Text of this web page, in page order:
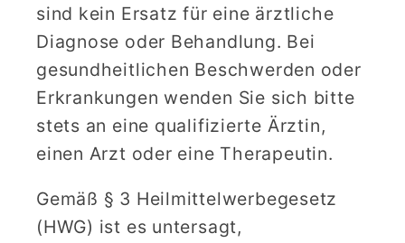
sind kein Ersatz für eine ärztliche
Diagnose oder Behandlung. Bei
gesundheitlichen Beschwerden oder
Erkrankungen wenden Sie sich bitte
stets an eine qualifizierte Ärztin,
einen Arzt oder eine Therapeutin.
Gemäß § 3 Heilmittelwerbegesetz
(HWG) ist es untersagt,